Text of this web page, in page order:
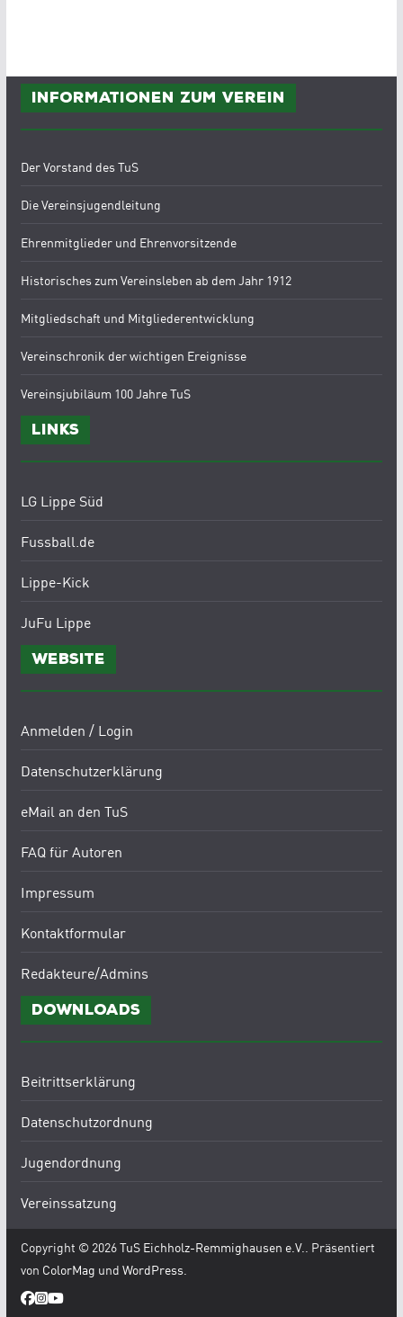
Informationen zum Verein
Der Vorstand des TuS
Die Vereinsjugendleitung
Ehrenmitglieder und Ehrenvorsitzende
Historisches zum Vereinsleben ab dem Jahr 1912
Mitgliedschaft und Mitgliederentwicklung
Vereinschronik der wichtigen Ereignisse
Vereinsjubiläum 100 Jahre TuS
Links
LG Lippe Süd
Fussball.de
Lippe-Kick
JuFu Lippe
Website
Anmelden / Login
Datenschutzerklärung
eMail an den TuS
FAQ für Autoren
Impressum
Kontaktformular
Redakteure/Admins
Downloads
Beitrittserklärung
Datenschutzordnung
Jugendordnung
Vereinssatzung
Copyright © 2026TuS Eichholz-Remmighausen e.V.. Präsentiert
von ColorMag und WordPress.